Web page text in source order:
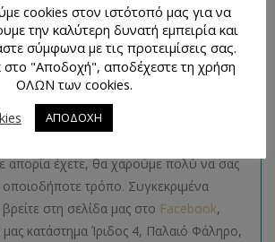
πολλά παρόμοια προϊόντα της ιδίας
μας κατάστημα
σύνδεσμο εδώ.
και
απορία έχετε, θα χαρούμε πολύ να σας
τρόπο. Συγκεκριμένα
στη σελίδα μας στο Facebook,
μας κατάστημα Ίριδος 4, Παλαιό Φάληρο,
cookies στον ιστότοπό μας για να
την καλύτερη δυνατή εμπειρία και
σύμφωνα με τις προτειμίσεις σας.
στο "Αποδοχή", αποδέχεστε τη χρήση
ΟΛΩΝ των cookies.
ΑΠΟΔΟΧΗ